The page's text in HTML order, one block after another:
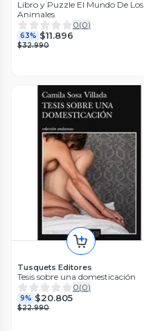
Libro y Puzzle El Mundo De Los
Animales
0(0)
63% $11.896
$32.990
Tusquets Editores
Tesis sobre una domesticación
0(0)
9% $20.805
$22.990